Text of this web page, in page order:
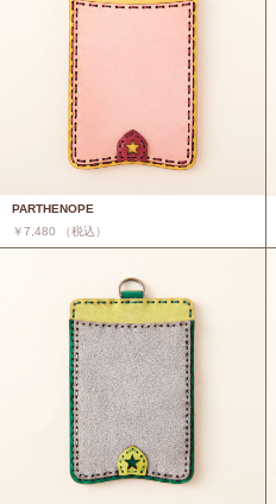
PARTHENOPE
￥7,480 （税込）